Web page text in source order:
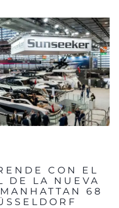
CON EL
DE LA NUEVA
68